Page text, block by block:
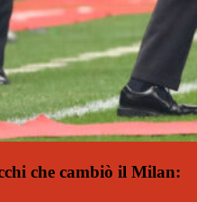
che cambiò il Milan: